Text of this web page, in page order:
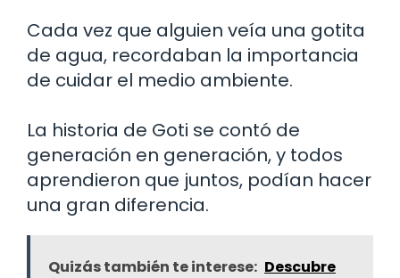
Cada vez que alguien veía una gotita
de agua, recordaban la importancia
de cuidar el medio ambiente.
La historia de Goti se contó de
generación en generación, y todos
aprendieron que juntos, podían hacer
una gran diferencia.
Quizás también te interese: Descubre